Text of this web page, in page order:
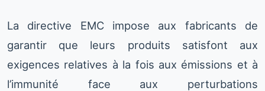
La directive EMC impose aux fabricants de
garantir que leurs produits satisfont aux
exigences relatives à la fois aux émissions et à
l’immunité face aux perturbations